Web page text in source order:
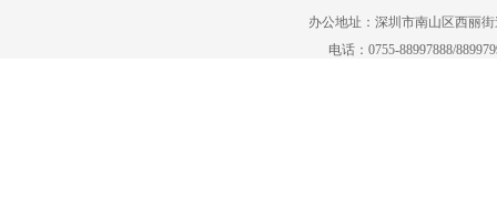
办公地址：深圳市南山区西丽
电话：0755-88997888/